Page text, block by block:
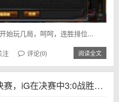
始玩几局，呵呵，连胜排位...
注 评论(0) 阅读全文
2018英雄联盟全球总决赛，iG在决赛中3:0战胜FNC，获得S8冠军！